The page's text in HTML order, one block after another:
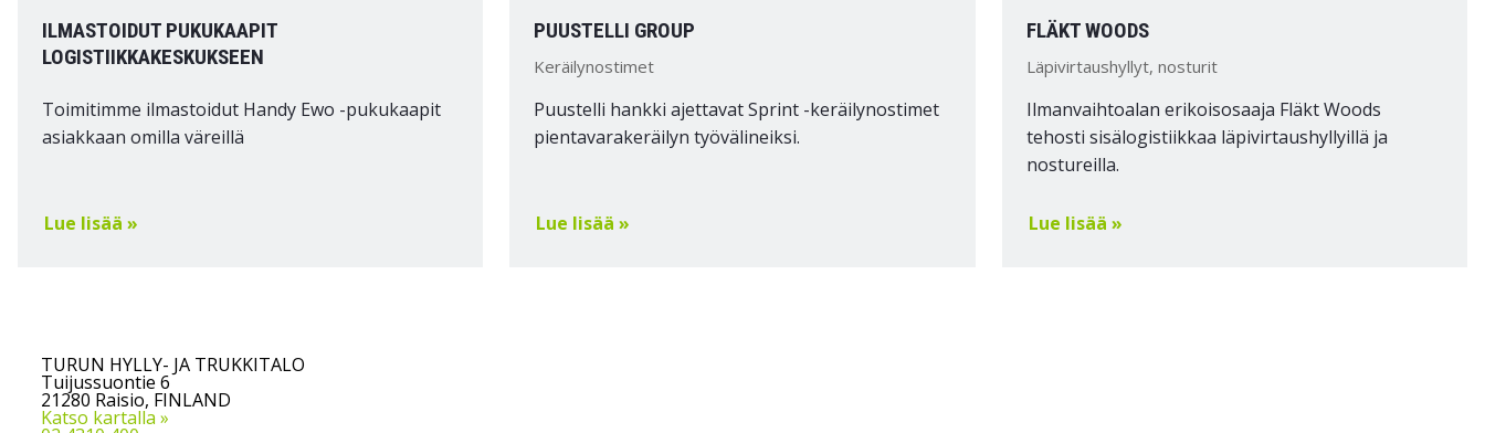
ILMASTOIDUT PUKUKAAPIT
LOGISTIIKKAKESKUKSEEN
Toimitimme ilmastoidut Handy Ewo -pukukaapit
asiakkaan omilla väreillä
Lue lisää »
PUUSTELLI GROUP
Keräilynostimet
Puustelli hankki ajettavat Sprint -keräilynostimet
pientavarakeräilyn työvälineiksi.
Lue lisää »
FLÄKT WOODS
Läpivirtaushyllyt, nosturit
Ilmanvaihtoalan erikoisosaaja Fläkt Woods
tehosti sisälogistiikkaa läpivirtaushyllyillä ja
nostureilla.
Lue lisää »
TURUN HYLLY- JA TRUKKITALO
Tuijussuontie 6
21280 Raisio, FINLAND
Katso kartalla »